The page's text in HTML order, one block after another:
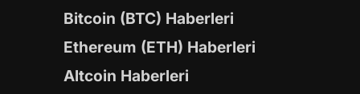
Bitcoin (BTC) Haberleri
Ethereum (ETH) Haberleri
Altcoin Haberleri